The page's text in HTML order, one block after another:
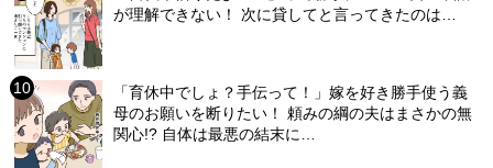
が理解できない！ 次に貸してと言ってきたのは…
「育休中でしょ？手伝って！」嫁を好き勝手使う義
母のお願いを断りたい！ 頼みの綱の夫はまさかの無
関心!? 自体は最悪の結末に…